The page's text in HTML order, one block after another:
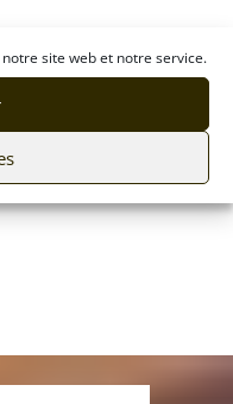
site web et notre service.